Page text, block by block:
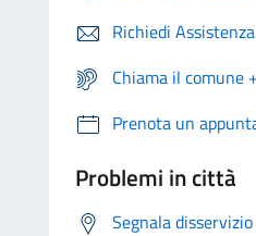
Richiedi Assistenza
Chiama il comune
Prenota un
Problemi in città
Segnala disservizio